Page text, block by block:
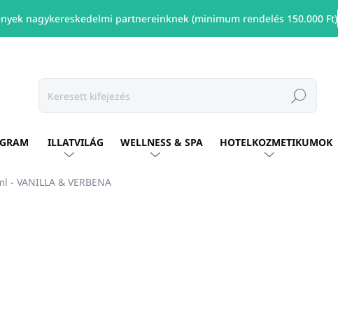
nagykereskedelmi partnereinknek (minimum rendelés 150.000 Ft)
Keresés
ILLATVILÁG WELLNESS & SPA HOTELKOZMETIKUMOK
VANILLA & VERBENA